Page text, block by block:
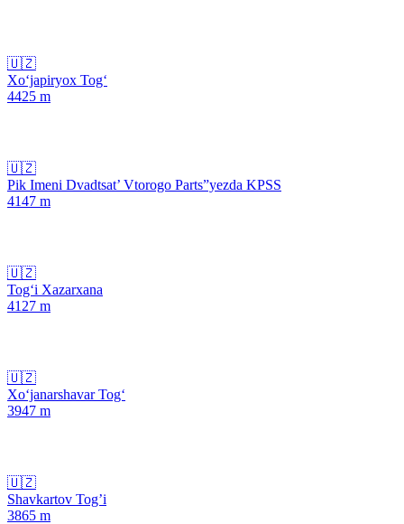
🇺🇿
Xo‘japiryox Tog‘
4425 m
🇺🇿
Pik Imeni Dvadtsat’ Vtorogo Parts”yezda KPSS
4147 m
🇺🇿
Tog‘i Xazarxana
4127 m
🇺🇿
Xo‘janarshavar Tog‘
3947 m
🇺🇿
Shavkartov Tog’i
3865 m